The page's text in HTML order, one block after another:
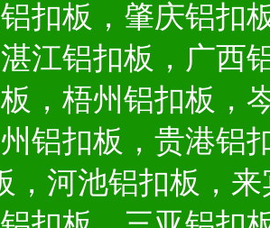
扣板，肇庆铝扣
江铝扣板，广西
，梧州铝扣板，
铝扣板，贵港铝
，河池铝扣板，